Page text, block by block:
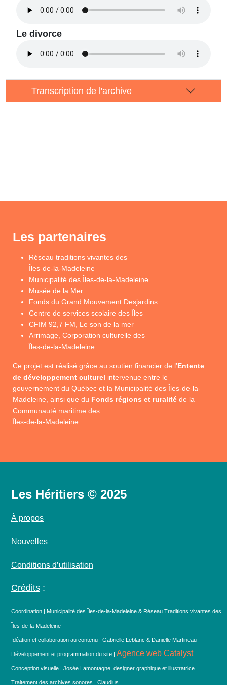
Le divorce
Transcription de l'archive
Les partenaires
Réseau traditions vivantes des
Îles-de-la-Madeleine
Municipalité des Îles-de-la-Madeleine
Musée de la Mer
Fonds du Grand Mouvement Desjardins
Centre de services scolaire des Îles
CFIM 92,7 FM, Le son de la mer
Arrimage, Corporation culturelle des
Îles-de-la-Madeleine
Ce projet est réalisé grâce au soutien financier de l’Entente
de développement culturel intervenue entre le
gouvernement du Québec et la Municipalité des Îles-de-la-
Madeleine, ainsi que du Fonds régions et ruralité de la
Communauté maritime des
Îles-de-la-Madeleine.
Les Héritiers © 2025
À propos
Nouvelles
Conditions d’utilisation
Crédits :
Coordination | Municipalité des Îles-de-la-Madeleine & Réseau Traditions vivantes des
Îles-de-la-Madeleine
Idéation et collaboration au contenu | Gabrielle Leblanc & Danielle Martineau
Développement et programmation du site | Agence web Catalyst
Conception visuelle | Josée Lamontagne, designer graphique et illustratrice
Traitement des archives sonores | Claudius